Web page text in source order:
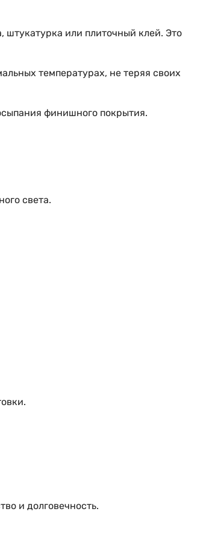
штукатурка или плиточный клей. Это
температурах, не теряя своих
финишного покрытия.
света.
и долговечность.